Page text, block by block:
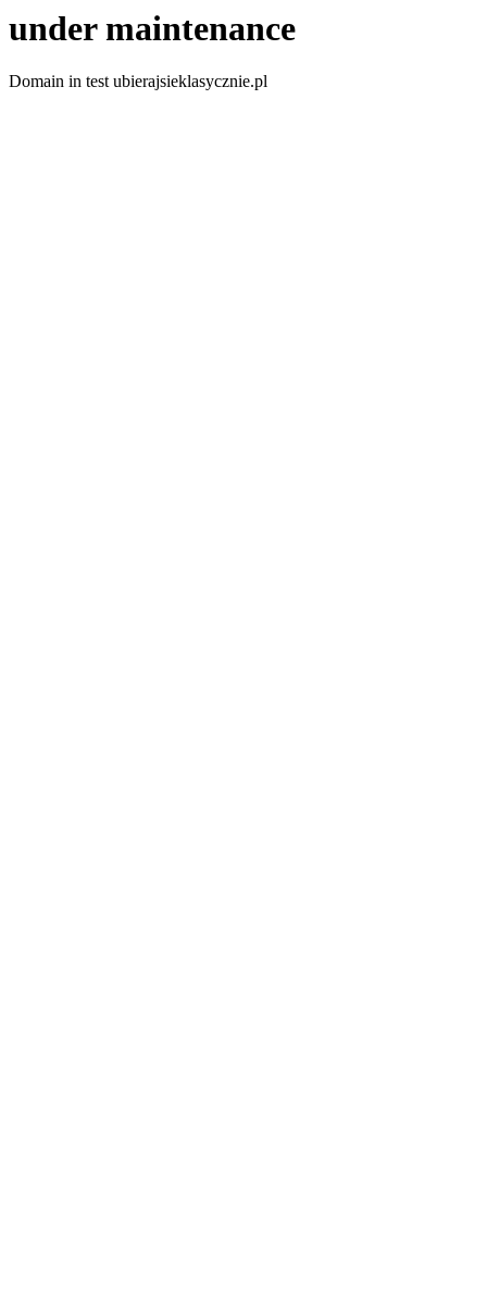
under maintenance
Domain in test ubierajsieklasycznie.pl